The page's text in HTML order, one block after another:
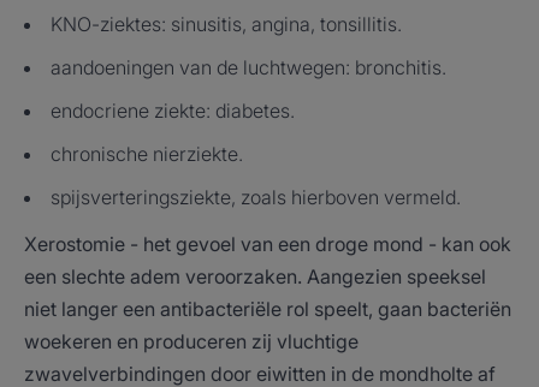
KNO-ziektes: sinusitis, angina, tonsillitis.
aandoeningen van de luchtwegen: bronchitis.
endocriene ziekte: diabetes.
chronische nierziekte.
spijsverteringsziekte, zoals hierboven vermeld.
Xerostomie - het gevoel van een droge mond - kan ook
een slechte adem veroorzaken. Aangezien speeksel
niet langer een antibacteriële rol speelt, gaan bacteriën
woekeren en produceren zij vluchtige
zwavelverbindingen door eiwitten in de mondholte af